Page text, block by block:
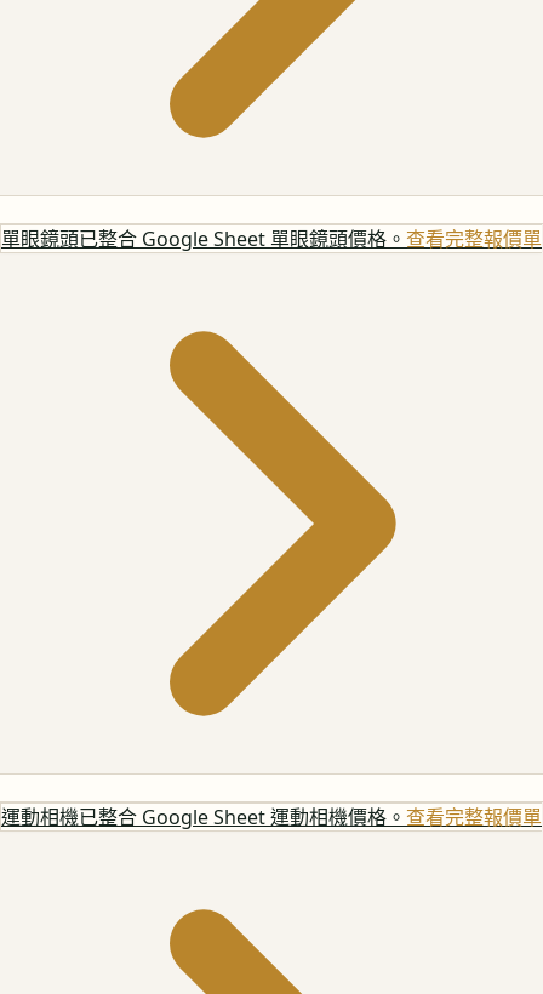
單眼鏡頭已整合 Google Sheet 單眼鏡頭價格。 查看完整報價單
運動相機已整合 Google Sheet 運動相機價格。 查看完整報價單